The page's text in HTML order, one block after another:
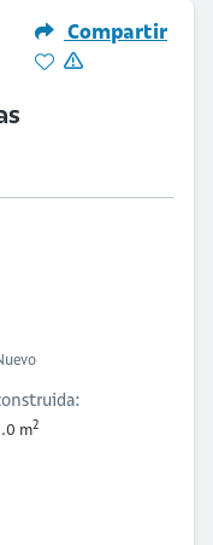
Compartir
m2